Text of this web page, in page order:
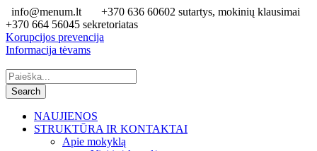
info@menum.lt
+370 636 60602 sutartys, mokinių klausimai
+370 664 56045 sekretoriatas
Korupcijos prevencija
Informacija tėvams
NAUJIENOS
STRUKTŪRA IR KONTAKTAI
Apie mokyklą